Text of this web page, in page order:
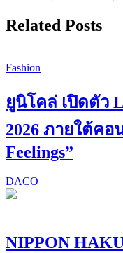
Related Posts
Fashion
ยูนิโคล่ เปิดตัว
2026 ภายใต้คอ
Feelings”
DACO
NIPPON